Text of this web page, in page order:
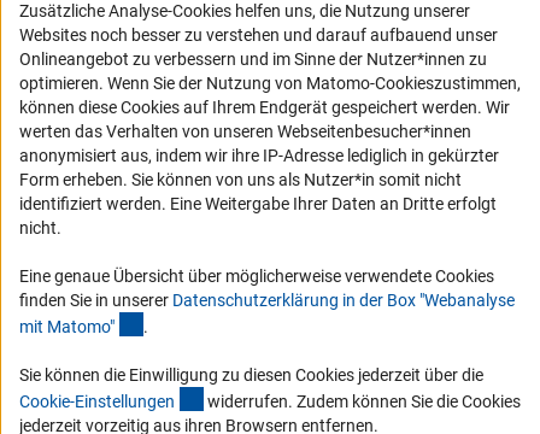
Service und Informationen für Menschen mit Behinderungen
Erklärung zur Barrierefreiheit
Barriere melden
DFG-aktuell
Erhalten Sie Neuigkeiten aus der DFG direkt in Ihr Mailpostfach oder
schauen Sie sich die Ausgaben online an.
Zum Newsletter
Zusätzliche Analyse-Cookies helfen uns, die Nutzung unserer
Websites noch besser zu verstehen und darauf aufbauend unser
Onlineangebot zu verbessern und im Sinne der Nutzer*innen zu
optimieren. Wenn Sie der Nutzung von Matomo-Cookieszustimmen,
können diese Cookies auf Ihrem Endgerät gespeichert werden. Wir
werten das Verhalten von unseren Webseitenbesucher*innen
anonymisiert aus, indem wir ihre IP-Adresse lediglich in gekürzter
Form erheben. Sie können von uns als Nutzer*in somit nicht
identifiziert werden. Eine Weitergabe Ihrer Daten an Dritte erfolgt
nicht.
Eine genaue Übersicht über möglicherweise verwendete Cookies
finden Sie in unserer Datenschutzerklärung in der Box "Webanalyse
mit Matomo" .
Sie können die Einwilligung zu diesen Cookies jederzeit über die
Cookie-Einstellungen (interner Link)
widerrufen. Zudem können Sie die Cookies
jederzeit vorzeitig aus ihren Browsern entfernen.